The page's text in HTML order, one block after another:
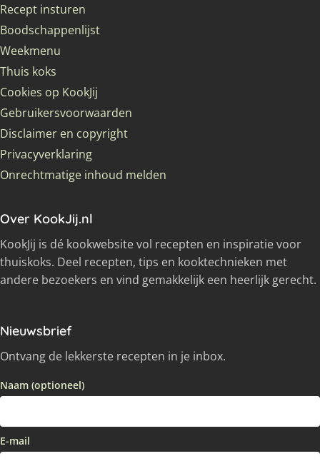
Recept insturen
Boodschappenlijst
Weekmenu
Thuis koks
Cookies op KookJij
Gebruikersvoorwaarden
Disclaimer en copyright
Privacyverklaring
Onrechtmatige inhoud melden
Over KookJij.nl
KookJij is dé kookwebsite vol recepten en inspiratie voor
thuiskoks. Deel recepten, tips en kooktechnieken met
andere bezoekers en vind gemakkelijk een heerlijk gerecht.
Nieuwsbrief
Ontvang de lekkerste recepten in je inbox.
Naam (optioneel)
E-mail